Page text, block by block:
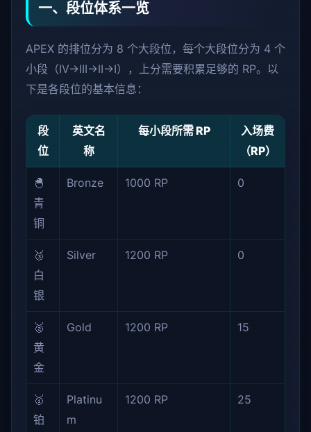
一、段位体系一览
APEX 的排位分为 8 个大段位，每个大段位分为 4 个
小段（IV→III→II→I），上分需要积累足够的 RP。以
下是各段位的基本信息：
段
位
英文名
称
每小段所需 RP
入场费
（RP）
🐣
青
铜
Bronze 1000 RP 0
🥉
白
银
Silver 1200 RP 0
🥈
黄
金
Gold 1200 RP 15
🥇
铂
Platinu
m
1200 RP 25